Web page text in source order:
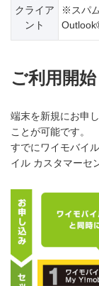
クライア
ント
※スパ
ご利用開
端末を新規にお申
ことが可能です。
すでにワイモバイ
イル カスタマーセ